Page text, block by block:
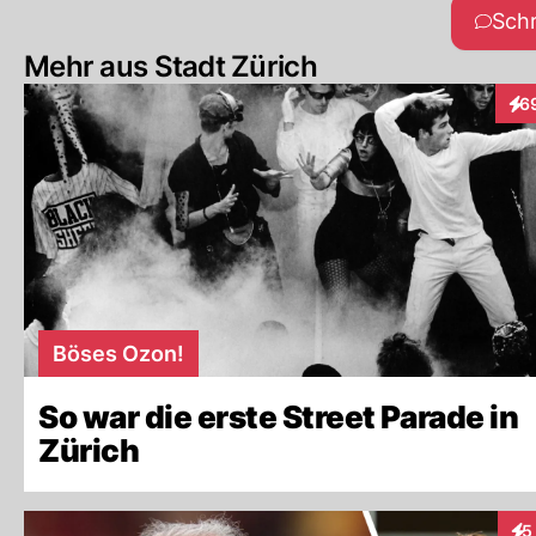
Mehr aus Stadt Zürich
Böses Ozon!
So war die erste Street Parade in
Zürich
5